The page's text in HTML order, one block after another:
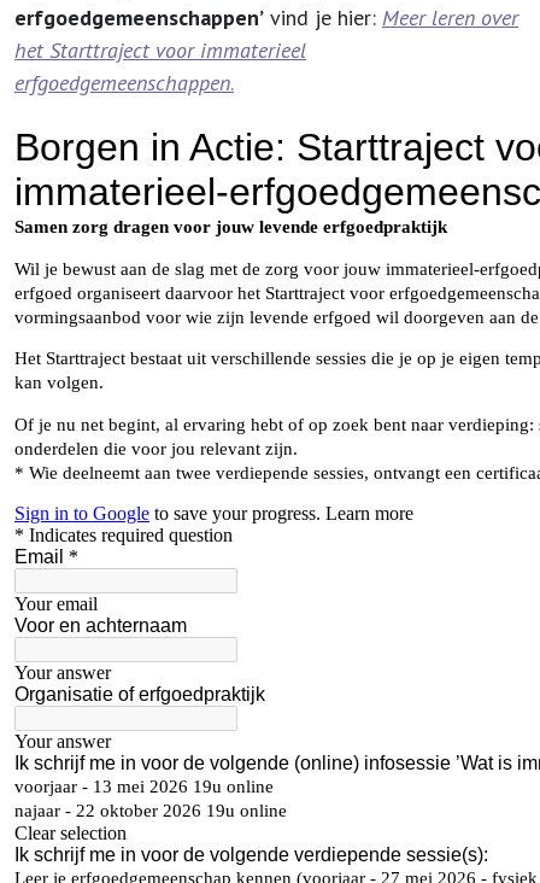
erfgoedgemeenschappen’ vind je hier: Meer leren over
het Starttraject voor immaterieel
erfgoedgemeenschappen.